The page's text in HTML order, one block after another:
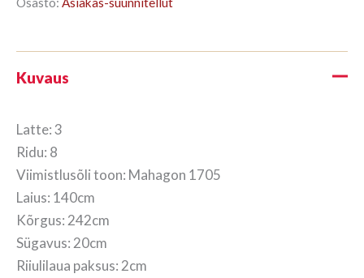
Kuvaus
Latte: 3
Ridu: 8
Viimistlusõli toon: Mahagon 1705
Laius: 140cm
Kõrgus: 242cm
Sügavus: 20cm
Riiulilaua paksus: 2cm